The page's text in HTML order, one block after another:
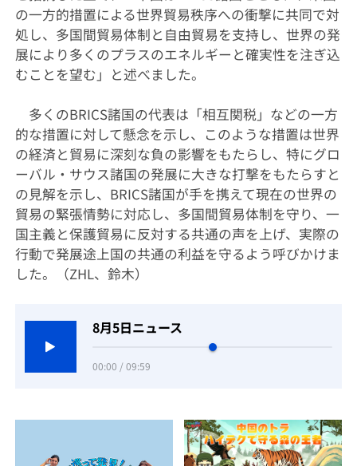
の一方的措置による世界貿易秩序への衝撃に共同で対
処し、多国間貿易体制と自由貿易を支持し、世界の発
展により多くのプラスのエネルギーと確実性を注ぎ込
むことを望む」と述べました。
多くのBRICS諸国の代表は「相互関税」などの一方
的な措置に対して懸念を示し、このような措置は世界
の経済と貿易に深刻な負の影響をもたらし、特にグロ
ーバル・サウス諸国の発展に大きな打撃をもたらすと
の見解を示し、BRICS諸国が手を携えて現在の世界の
貿易の緊張情勢に対応し、多国間貿易体制を守り、一
国主義と保護貿易に反対する共通の声を上げ、実際の
行動で発展途上国の共通の利益を守るよう呼びかけま
した。（ZHL、鈴木）
8月5日ニュース
00:00 / 09:59